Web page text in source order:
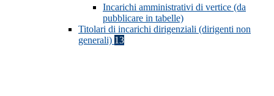
Incarichi amministrativi di vertice (da
pubblicare in tabelle)
Titolari di incarichi dirigenziali (dirigenti non
generali) 13